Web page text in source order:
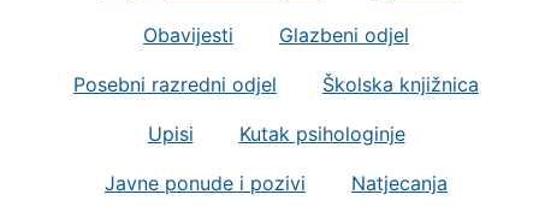
Obavijesti Glazbeni odjel
Posebni razredni odjel Školska knjižnica
Upisi Kutak psihologinje
Javne ponude i pozivi Natjecanja